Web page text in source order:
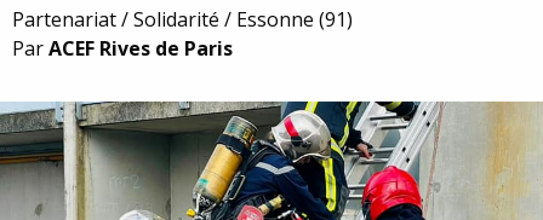
Partenariat / Solidarité / Essonne (91)
ParACEF Rives de Paris